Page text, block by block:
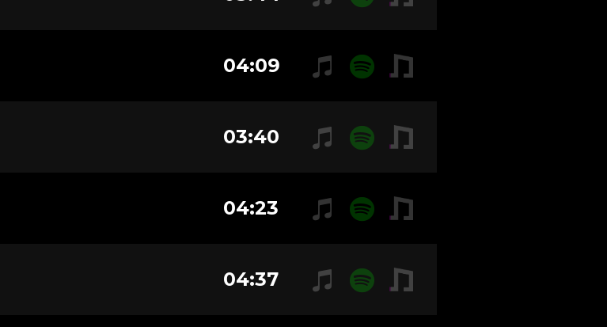
04:09
03:40
04:23
04:37